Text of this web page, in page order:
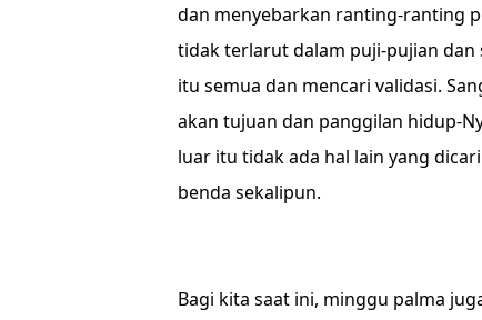
dan menyebarkan ranting-ranting
tidak terlarut dalam puji-pujian
itu semua dan mencari validasi.
akan tujuan dan panggilan hidup-
luar itu tidak ada hal lain yang
benda sekalipun.
Bagi kita saat ini, minggu palma